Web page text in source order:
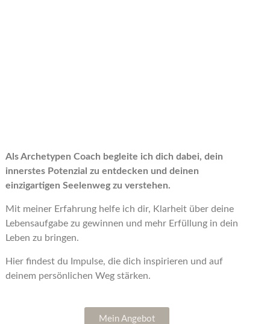
Als Archetypen Coach begleite ich dich dabei, dein
innerstes Potenzial zu entdecken und deinen
einzigartigen Seelenweg zu verstehen.
Mit meiner Erfahrung helfe ich dir, Klarheit über deine
Lebensaufgabe zu gewinnen und mehr Erfüllung in dein
Leben zu bringen.
Hier findest du Impulse, die dich inspirieren und auf
deinem persönlichen Weg stärken.
Mein Angebot